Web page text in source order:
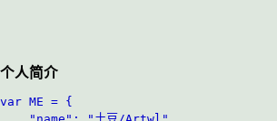
个人简介
var ME = {